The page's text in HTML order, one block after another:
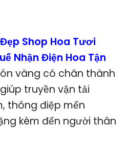
Shop Hoa Tươi
Nhận Điện Hoa Tận
vàng có chân thành
truyền vận tải
thông điệp mến
kèm đến người thân